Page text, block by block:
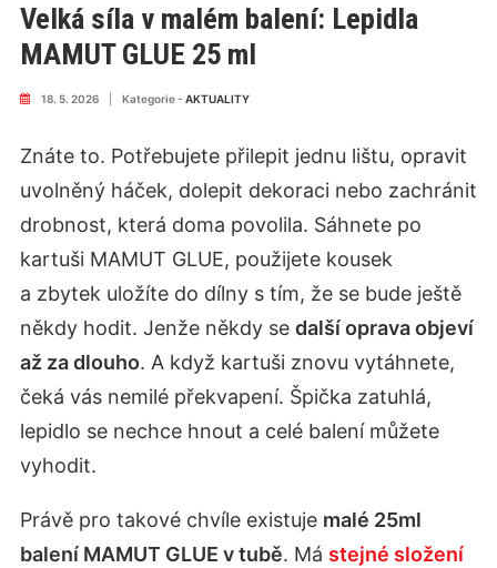
Velká síla v malém balení: Lepidla
MAMUT GLUE 25 ml
18. 5. 2026 Kategorie - AKTUALITY
Znáte to. Potřebujete přilepit jednu lištu, opravit
uvolněný háček, dolepit dekoraci nebo zachránit
drobnost, která doma povolila. Sáhnete po
kartuši MAMUT GLUE, použijete kousek
a zbytek uložíte do dílny s tím, že se bude ještě
někdy hodit. Jenže někdy se další oprava objeví
až za dlouho. A když kartuši znovu vytáhnete,
čeká vás nemilé překvapení. Špička zatuhlá,
lepidlo se nechce hnout a celé balení můžete
vyhodit.
Právě pro takové chvíle existuje malé 25ml
balení MAMUT GLUE v tubě. Má stejné složení